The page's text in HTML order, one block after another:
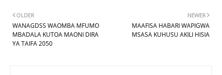
NEWER
MAAFISA HABARI WAPIGWA
MSASA KUHUSU AKILI HISIA
OLDER
WANAGDSS WAOMBA MFUMO
MBADALA KUTOA MAONI DIRA
YA TAIFA 2050